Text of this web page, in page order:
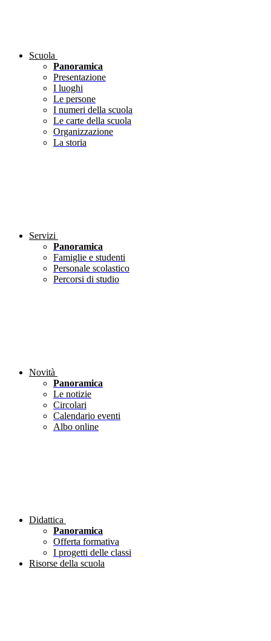
Scuola
Panoramica
Presentazione
I luoghi
Le persone
I numeri della scuola
Le carte della scuola
Organizzazione
La storia
Servizi
Panoramica
Famiglie e studenti
Personale scolastico
Percorsi di studio
Novità
Panoramica
Le notizie
Circolari
Calendario eventi
Albo online
Didattica
Panoramica
Offerta formativa
I progetti delle classi
Risorse della scuola